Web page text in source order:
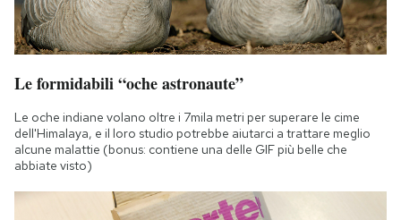
Le formidabili “oche astronaute”
Le oche indiane volano oltre i 7mila metri per superare le cime
dell'Himalaya, e il loro studio potrebbe aiutarci a trattare meglio
alcune malattie (bonus: contiene una delle GIF più belle che
abbiate visto)